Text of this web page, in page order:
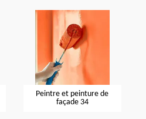
Peintre et peinture de
façade 34